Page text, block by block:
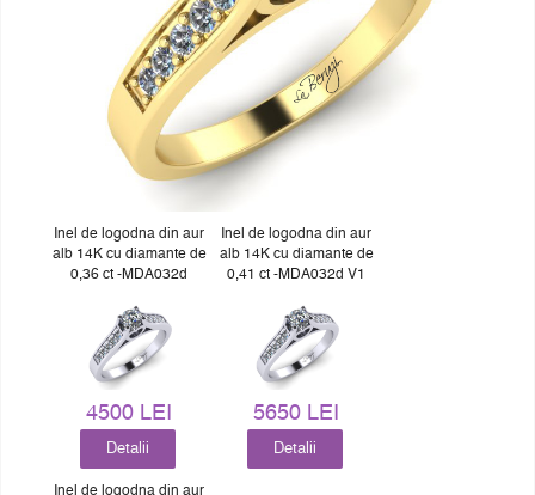
Inel de logodna din aur
alb 14K cu diamante de
0,36 ct -MDA032d
4500 LEI
Detalii
Inel de logodna din aur
alb 14K cu diamante de
0,41 ct -MDA032d V1
5650 LEI
Detalii
Inel de logodna din aur